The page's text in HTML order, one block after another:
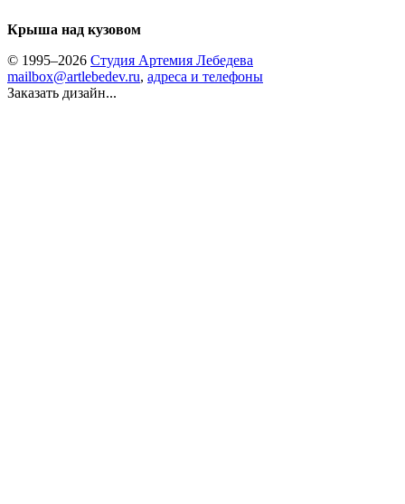
Крыша над кузовом
© 1995–2026 Студия Артемия Лебедева
mailbox@artlebedev.ru, адреса и телефоны
Заказать дизайн...